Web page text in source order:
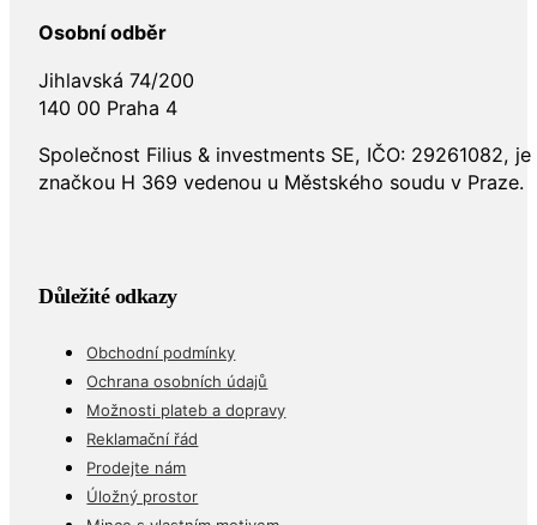
Osobní odběr
Jihlavská 74/200
140 00 Praha 4
Společnost Filius & investments SE, IČO: 29261082,
značkou H 369 vedenou u Městského soudu v Praze.
Důležité odkazy
Obchodní podmínky
Ochrana osobních údajů
Možnosti plateb a dopravy
Reklamační řád
Prodejte nám
Úložný prostor